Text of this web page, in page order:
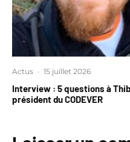
Actus · 15 juillet 2026
Interview : 5 questions à
président du CODEVER